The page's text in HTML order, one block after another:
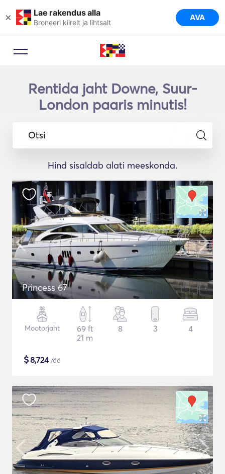
× Lae rakendus alla
Broneeri kiirelt ja lihtsalt AVA
Rentida jaht Downe, Suur-
London paaris minutis!
Otsi
Hind sisaldab alati meeskonda.
Princess 67
Mootorjaht
69 ft
21 m
8 3 4
$8,724/öö